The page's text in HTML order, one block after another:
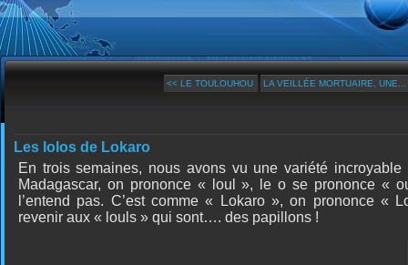
<< LE TOULOUHOU LA VEILLÉE MORTUAIRE,
Les lolos de Lokaro
En trois semaines, nous avons vu une variété
Madagascar, on prononce « loul », le o se prononce «
l’entend pas. C’est comme « Lokaro », on prononce «
revenir aux « louls » qui sont…. des papillons !